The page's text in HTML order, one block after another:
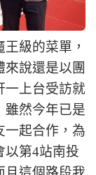
級的菜單，
說還是以團
一上台受訪就
雖然今年已是
一起合作，為
以第4站南投